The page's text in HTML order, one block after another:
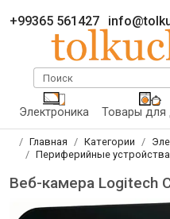
+99365 561427
Поиск
Электроника Товары
Главная Категории
Периферийные устройства
Веб-камера Logitech